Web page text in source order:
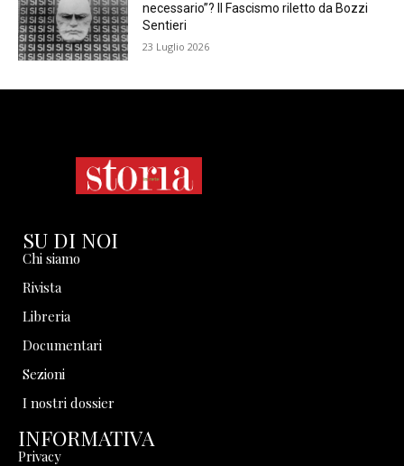
necessario”? Il Fascismo riletto da Bozzi
Sentieri
23 Luglio 2026
SU DI NOI
Chi siamo
Rivista
Libreria
Documentari
Sezioni
I nostri dossier
INFORMATIVA
Privacy